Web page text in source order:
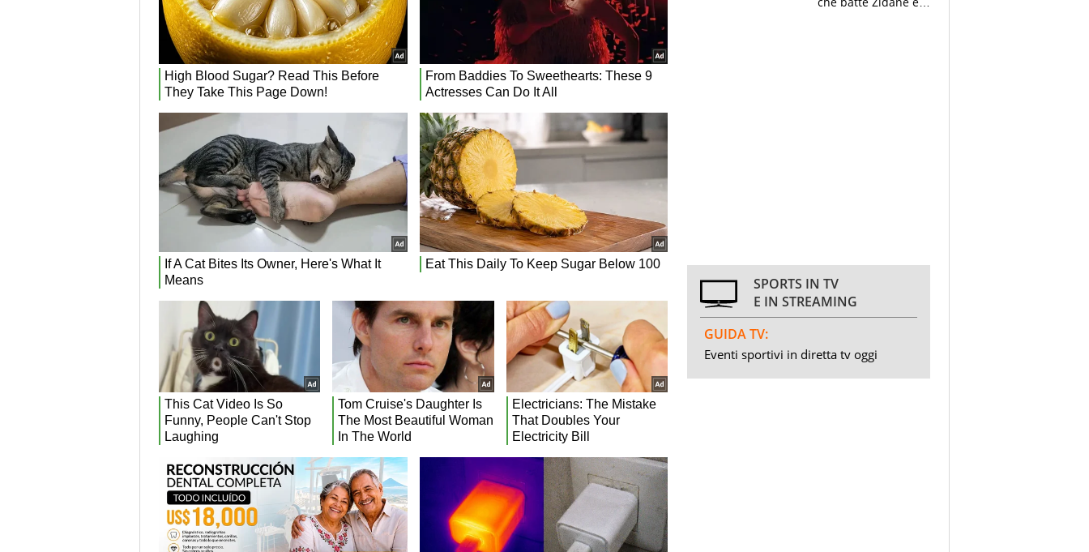
SPORTS IN TV
E IN STREAMING
GUIDA TV:
Eventi sportivi in diretta tv oggi